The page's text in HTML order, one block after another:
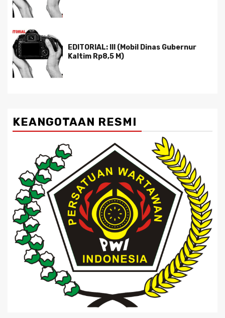
EDITORIAL: III (Mobil Dinas Gubernur
Kaltim Rp8,5 M)
KEANGOTAAN RESMI